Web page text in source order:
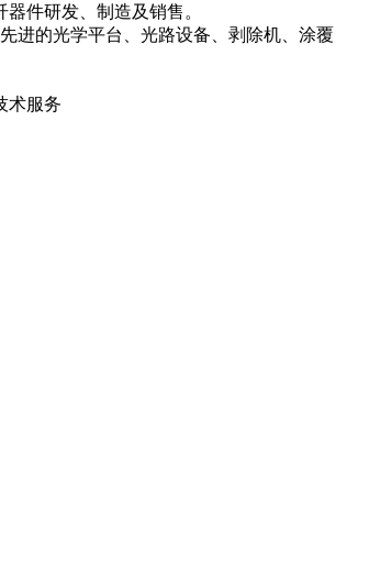
件研发、制造及销售。
进的光学平台、光路设备、剥除机、涂覆
术服务